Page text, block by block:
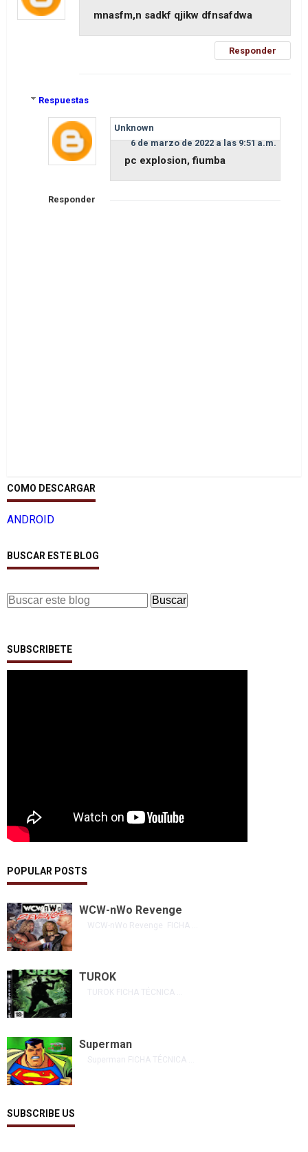
mnasfm,n sadkf qjikw dfnsafdwa
Responder
Respuestas
Unknown
6 de marzo de 2022 a las 9:51 a.m.
pc explosion, fiumba
Responder
COMO DESCARGAR
ANDROID
BUSCAR ESTE BLOG
SUBSCRIBETE
POPULAR POSTS
WCW-nWo Revenge
WCW-nWo Revenge FICHA ...
TUROK
TUROK FICHA TÉCNICA ...
Superman
Superman FICHA TÉCNICA ...
SUBSCRIBE US